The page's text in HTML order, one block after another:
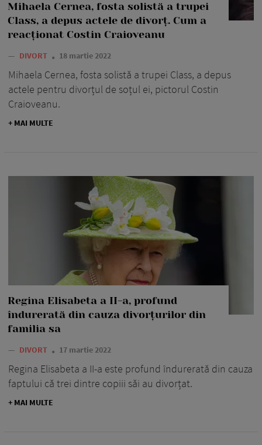
Mihaela Cernea, fosta solistă a trupei
Class, a depus actele de divorț. Cum a
reacționat Costin Craioveanu
— DIVORT 18 martie 2022
Mihaela Cernea, fosta solistă a trupei Class, a depus
actele pentru divorțul de soțul ei, pictorul Costin
Craioveanu.
+ MAI MULTE
Regina Elisabeta a II-a, profund
îndurerată din cauza divorțurilor din
familia sa
— DIVORT 17 martie 2022
Regina Elisabeta a II-a este profund îndurerată din cauza
faptului că trei dintre copiii săi au divorțat.
+ MAI MULTE